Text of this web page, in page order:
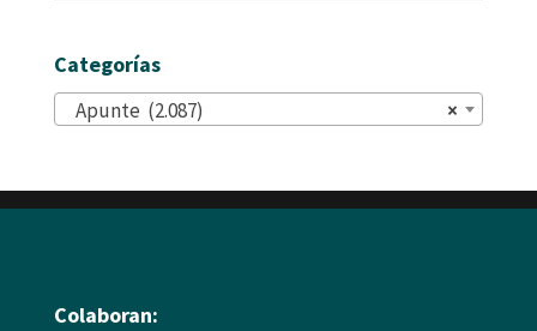
Categorías
×
Apunte (2.087)
Colaboran: